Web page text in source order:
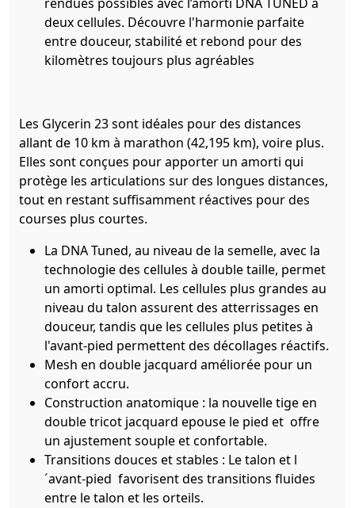
deux cellules. Découvre l'harmonie parfaite
entre douceur, stabilité et rebond pour des
kilomètres toujours plus agréables
Les Glycerin 23 sont idéales pour des distances
allant de 10 km à marathon (42,195 km), voire plus.
Elles sont conçues pour apporter un amorti qui
protège les articulations sur des longues distances,
tout en restant suffisamment réactives pour des
courses plus courtes.
La DNA Tuned, au niveau de la semelle, avec la
technologie des cellules à double taille, permet
un amorti optimal. Les cellules plus grandes au
niveau du talon assurent des atterrissages en
douceur, tandis que les cellules plus petites à
l'avant-pied permettent des décollages réactifs.
Mesh en double jacquard améliorée pour un
confort accru.
Construction anatomique : la nouvelle tige en
double tricot jacquard epouse le pied et offre
un ajustement souple et confortable.
Transitions douces et stables : Le talon et l
´avant-pied favorisent des transitions fluides
entre le talon et les orteils.